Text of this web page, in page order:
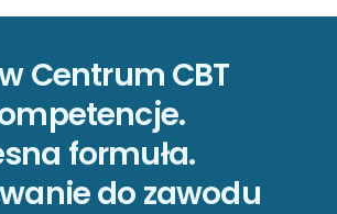
Centrum CBT
formuła.
do zawodu